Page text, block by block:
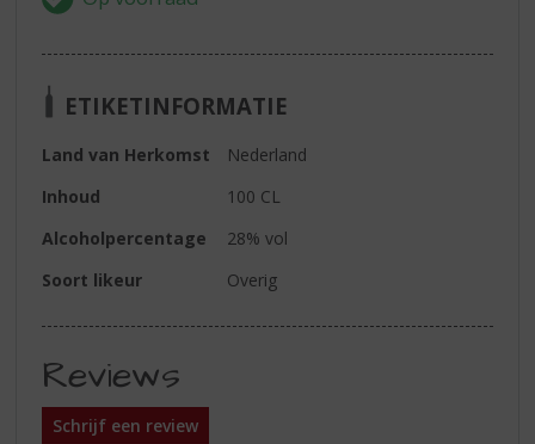
ETIKETINFORMATIE
Land van Herkomst
Nederland
Inhoud
100 CL
Alcoholpercentage
28% vol
Soort likeur
Overig
Reviews
Schrijf een review